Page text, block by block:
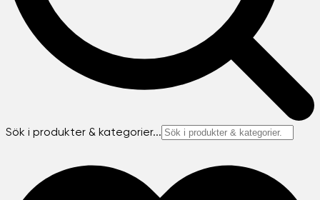
Sök i produkter & kategorier...